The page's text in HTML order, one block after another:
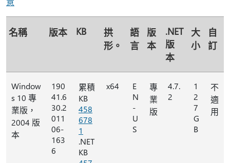
名稱 版本 KB
拱
形。
語
言
版
本
.NET
版
本
大
小
自
訂
Window
s 10 專
業版，
2004 版
本
190
41.6
30.2
011
06-
163
6
累積
KB
458
678
1
.NET
KB
x64
E
N
-
U
S
專
業
版
4.7.
2
1
2
7
G
B
不
適
用